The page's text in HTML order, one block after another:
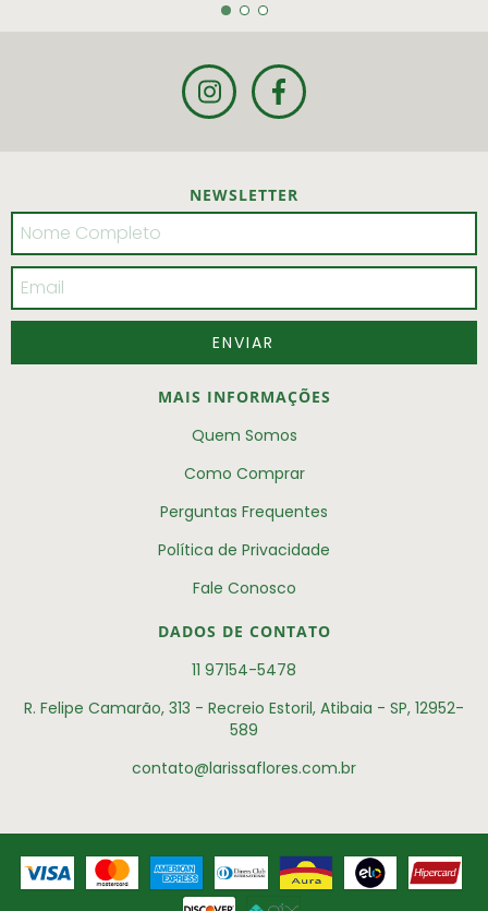
NEWSLETTER
MAIS INFORMAÇÕES
Quem Somos
Como Comprar
Perguntas Frequentes
Política de Privacidade
Fale Conosco
DADOS DE CONTATO
11 97154-5478
R. Felipe Camarão, 313 - Recreio Estoril, Atibaia - SP, 12952-
589
contato@larissaflores.com.br